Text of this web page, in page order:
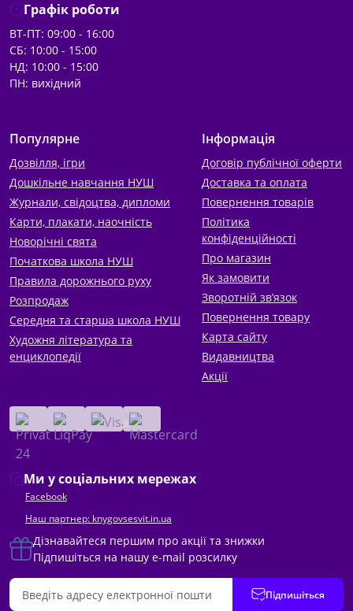
Графік роботи
ВТ-ПТ: 09:00 - 16:00
СБ: 10:00 - 15:00
НД: 10:00 - 15:00
ПН: вихідний
Популярне
Дозвілля, ігри
Дошкільне навчання НУШ
Журнали, свідоцтва, дипломи
Карти, плакати, наочність
Новорічні свята
Початкова школа НУШ
Правила дорожнього руху
Розпродаж
Середня та старша школа НУШ
Художня література та
енциклопедії
Інформація
Договір публічної оферти
Доставка та оплата
Повернення товарів
Політика
конфіденційності
Про магазин
Як замовити
Зворотній зв’язок
Повернення товару
Карта сайту
Видавництва
Акції
Ми у соціальних мережах
Facebook
Наш партнер: knygovsesvit.in.ua
Дізнавайтеся першим про акції та знижки
Підпишіться на нашу e-mail розсилку
Підпишіться